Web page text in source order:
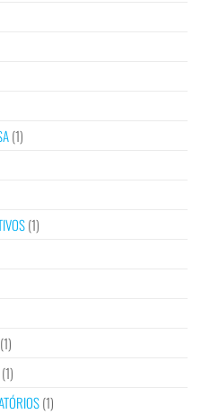
(1)
(1)
(1)
(1)
(1)